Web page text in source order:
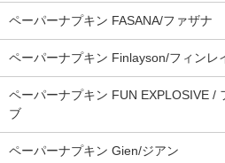
ペーパーナプキン FASANA/ファザナ
ペーパーナプキン Finlayson/フィンレ
ペーパーナプキン FUN EXPLOSIVE /
ブ
ペーパーナプキン Gien/ジアン